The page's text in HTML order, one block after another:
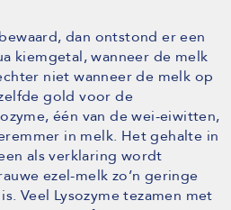
dan ontstond er een
kiemgetal, wanneer de melk
niet wanneer de melk op
gold voor de
één van de wei-eiwitten,
in melk. Het gehalte in
als verklaring wordt
ezel-melk zo’n geringe
Veel Lysozyme tezamen met